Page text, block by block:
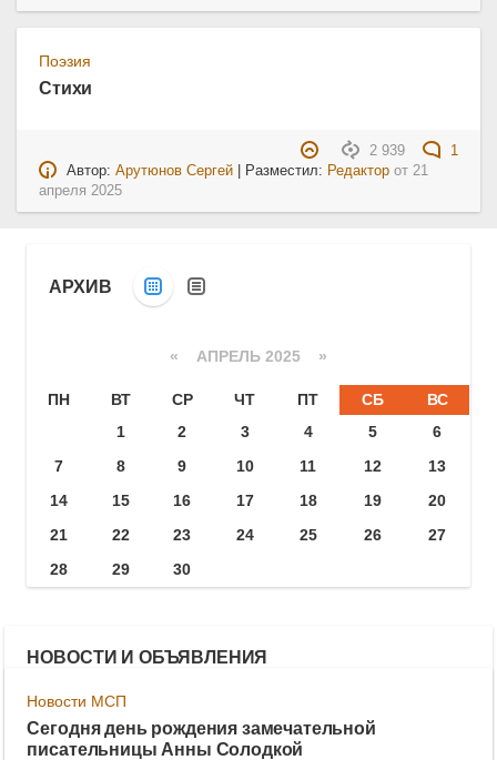
Поэзия
Стихи
2 939
1
Автор:Арутюнов Сергей | Разместил: Редактор от 21
апреля 2025
АРХИВ
« АПРЕЛЬ 2025 »
ПН ВТ СР ЧТ ПТ СБ
ВС
1
2 3 4 5
6
7
8 9 10 11 12
13
14
15 16 17 18 19
20
21
22 23 24 25 26
27
28
29 30
НОВОСТИ И ОБЪЯВЛЕНИЯ
Новости МСП
Сегодня день рождения замечательной
писательницы Анны Солодкой